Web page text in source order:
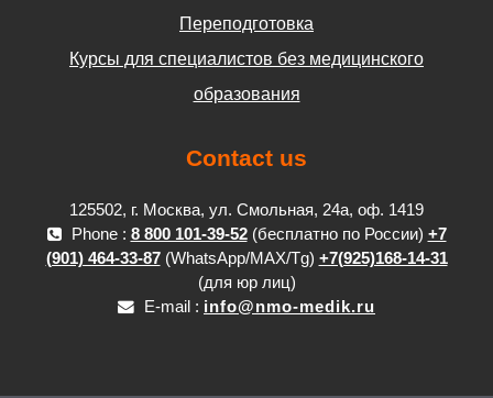
Переподготовка
Курсы для специалистов без медицинского
образования
Contact us
125502, г. Москва, ул. Смольная, 24а, оф. 1419
Phone : 8 800 101-39-52(бесплатно по России) +7
(901) 464-33-87(WhatsApp/MAX/Tg) +7(925)168-14-31
(для юр лиц)
E-mail : info@nmo-medik.ru